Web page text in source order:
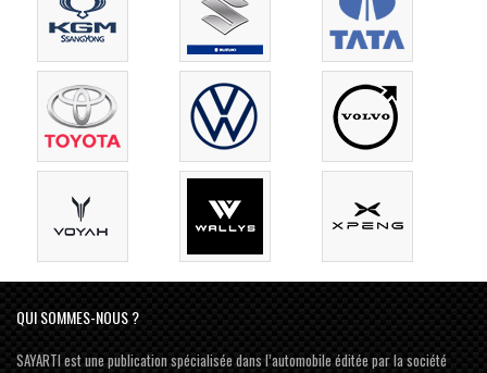
QUI SOMMES-NOUS ?
SAYARTI est une publication spécialisée dans l’automobile éditée par la société